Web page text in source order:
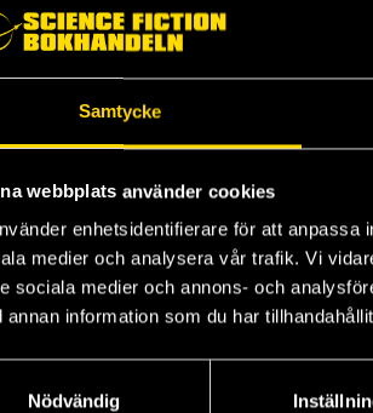
Samtycke
webbplats använder cookies
enhetsidentifierare för att anpassa
medier och analysera vår trafik. Vi
sociala medier och annons- och
annan information som du har
Nödvändig
Beställ